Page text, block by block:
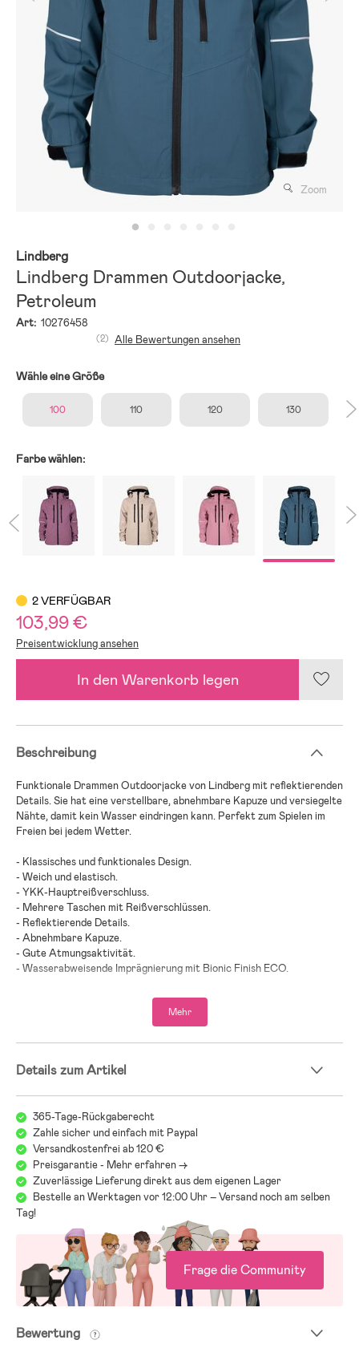
Zoom
Lindberg
Lindberg Drammen Outdoorjacke,
Petroleum
Art: 10276458
(2) Alle Bewertungen ansehen
Wähle eine Größe
100 110 120 130
Farbe wählen:
2 VERFÜGBAR
103,99 €
Preisentwicklung ansehen
In den Warenkorb legen
Beschreibung
Funktionale Drammen Outdoorjacke von Lindberg mit reflektierenden
Details. Sie hat eine verstellbare, abnehmbare Kapuze und versiegelte
Nähte, damit kein Wasser eindringen kann. Perfekt zum Spielen im
Freien bei jedem Wetter.
- Klassisches und funktionales Design.
- Weich und elastisch.
- YKK-Hauptreißverschluss.
- Mehrere Taschen mit Reißverschlüssen.
- Reflektierende Details.
- Abnehmbare Kapuze.
- Gute Atmungsaktivität.
- Wasserabweisende Imprägnierung mit Bionic Finish ECO.
- Schützt Dein Kind vor Wind und Regen.
- 88 % Nylon, 12 % Spandex.
Mehr
Details zum Artikel
365-Tage-Rückgaberecht
Zahle sicher und einfach mit Paypal
Versandkostenfrei ab 120 €
Preisgarantie - Mehr erfahren ->
Zuverlässige Lieferung direkt aus dem eigenen Lager
Bestelle an Werktagen vor 12:00 Uhr – Versand noch am selben
Tag!
Frage die Community
Bewertung